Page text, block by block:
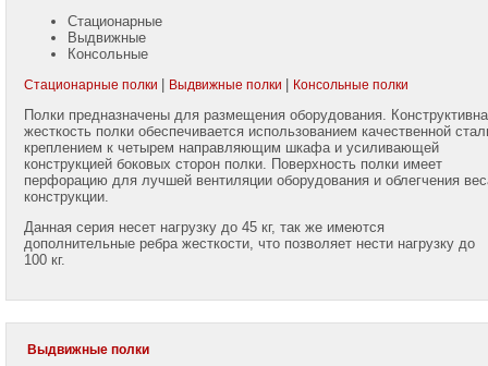
Комен
Mobile:
(985)
768-
8583
Telegram:
+7
(985)
768-
WhatsApp:
+7
768-
Viber:
Стационарные
Выдвижные
Консольные
Стационарные полки Выдвижные полки Консольные полки
Полки предназначены для размещения оборудования.
жесткость полки обеспечивается использованием качественной
креплением к четырем направляющим шкафа и усиливающей
конструкцией боковых сторон полки. Поверхность полки имеет
перфорацию для лучшей вентиляции оборудования и облегчения
конструкции.
Данная серия несет нагрузку до 45 кг, так же имеются
дополнительные ребра жесткости, что позволяет нести нагрузку до
100 кг.
Выдвижные полки